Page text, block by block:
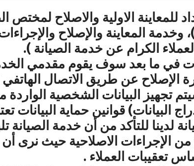
الاولية والاصلاح لمختص
المعاينة والإصلاح
الكرام عن خدمة الصيانة ).
في ما بعد سوف يقوم مقدمي
الإصلاح عن طريق الاتصال الهاتفي
البيانات الشخصية الواردة
قوانين حماية البيانات
لدينا للتأكد من أن خدمة الصيانة
الإجراءات الاصلاحية حيث نرى
تعقيبات العملاء​ .